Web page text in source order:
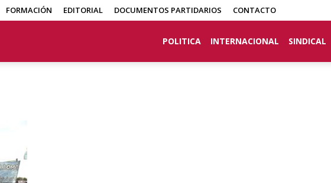
FORMACIÓN EDITORIAL DOCUMENTOS PARTIDARIOS CONTACTO
POLITICA INTERNACIONAL SINDICAL